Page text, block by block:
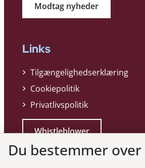
Modtag nyheder
Links
Tilgængelighedserklæring
Cookiepolitik
Privatlivspolitik
Whistleblower
Du bestemmer